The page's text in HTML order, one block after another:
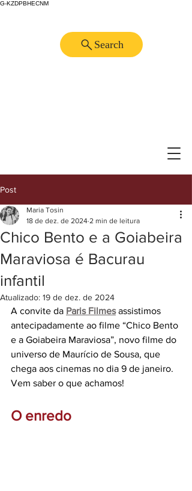
G-KZDPBHECNM
Search
Post
Chico Bento e a Goiabeira
Maraviosa é Bacurau
infantil
Maria Tosin
18 de dez. de 2024 2 min de leitura
Atualizado: 19 de dez. de 2024
A convite da Paris Filmes assistimos
antecipadamente ao filme “Chico Bento
e a Goiabeira Maraviosa”, novo filme do
universo de Maurício de Sousa, que
chega aos cinemas no dia 9 de janeiro.
Vem saber o que achamos!
O enredo